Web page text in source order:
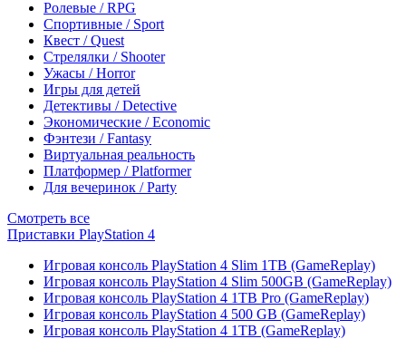
Ролевые / RPG
Спортивные / Sport
Квест / Quest
Стрелялки / Shooter
Ужасы / Horror
Игры для детей
Детективы / Detective
Экономические / Economic
Фэнтези / Fantasy
Виртуальная реальность
Платформер / Platformer
Для вечеринок / Party
Смотреть все
Приставки PlayStation 4
Игровая консоль PlayStation 4 Slim 1TB (GameReplay)
Игровая консоль PlayStation 4 Slim 500GB (GameReplay)
Игровая консоль PlayStation 4 1TB Pro (GameReplay)
Игровая консоль PlayStation 4 500 GB (GameReplay)
Игровая консоль PlayStation 4 1TB (GameReplay)